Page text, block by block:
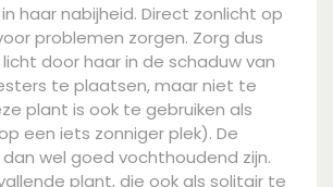
haar nabijheid. Direct zonlicht op
problemen zorgen. Zorg dus
door haar in de schaduw van
te plaatsen, maar niet te
plant is ook te gebruiken als
een iets zonniger plek). De
wel goed vochthoudend zijn.
plant, die ook als solitair te